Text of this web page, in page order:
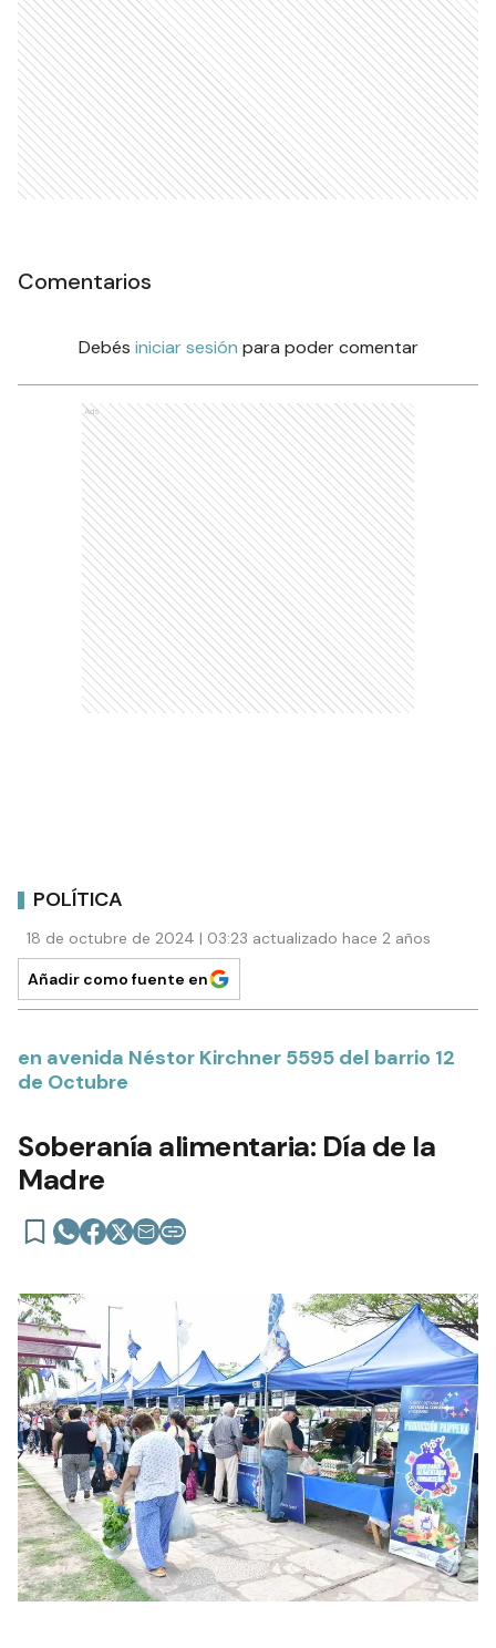
Comentarios
Debés iniciar sesión para poder comentar
Ads
POLÍTICA
18 de octubre de 2024 | 03:23 actualizado hace 2 años
Añadir como fuente en
en avenida Néstor Kirchner 5595 del barrio 12
de Octubre
Soberanía alimentaria: Día de la
Madre